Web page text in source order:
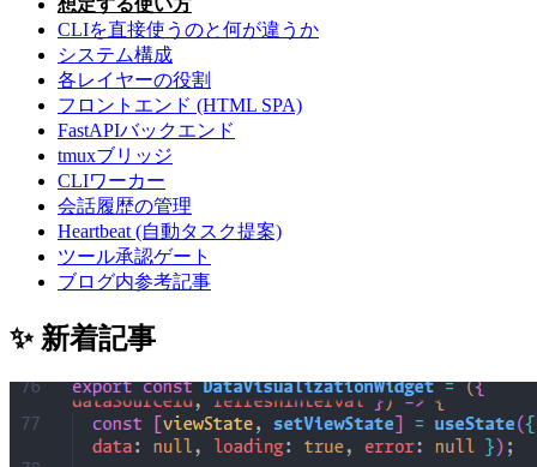
CLIを直接使うのと何が違うか
システム構成
各レイヤーの役割
フロントエンド (HTML SPA)
FastAPIバックエンド
tmuxブリッジ
CLIワーカー
会話履歴の管理
Heartbeat (自動タスク提案)
ツール承認ゲート
ブログ内参考記事
✨ 新着記事